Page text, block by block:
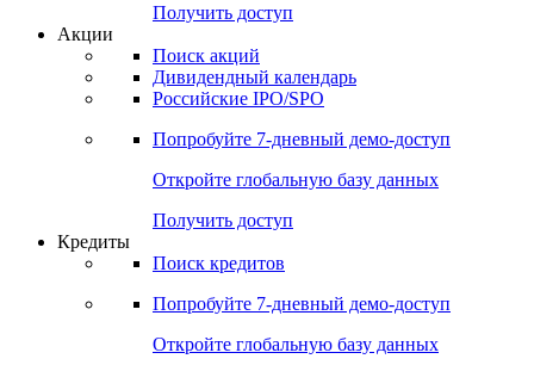
Получить доступ
Акции
Поиск акций
Дивидендный календарь
Российские IPO/SPO
Попробуйте 7-дневный демо-доступ
Откройте глобальную базу данных
Получить доступ
Кредиты
Поиск кредитов
Попробуйте 7-дневный демо-доступ
Откройте глобальную базу данных